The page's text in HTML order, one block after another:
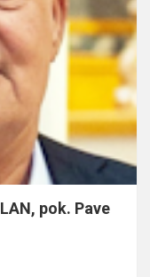
pok. Pave